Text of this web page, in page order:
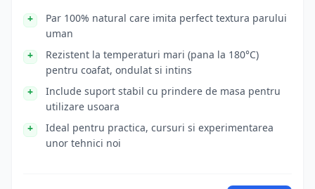
Par 100% natural care imita perfect textura parului
uman
Rezistent la temperaturi mari (pana la 180°C)
pentru coafat, ondulat si intins
Include suport stabil cu prindere de masa pentru
utilizare usoara
Ideal pentru practica, cursuri si experimentarea
unor tehnici noi